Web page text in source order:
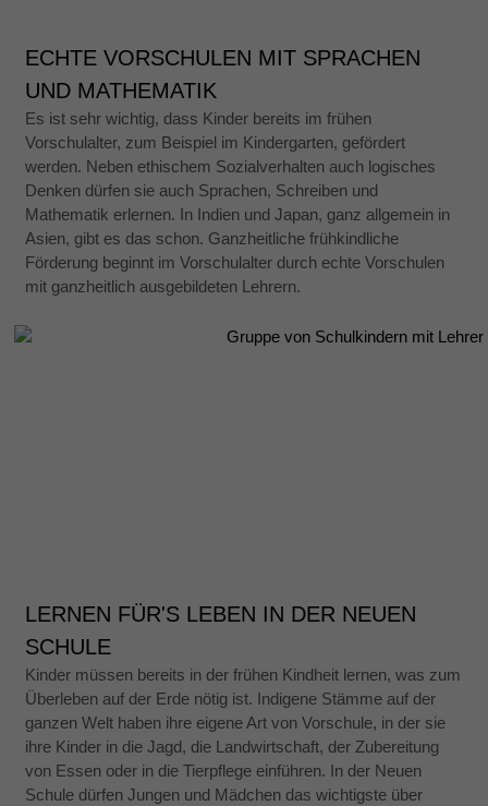
ECHTE VORSCHULEN MIT SPRACHEN
UND MATHEMATIK
Es ist sehr wichtig, dass Kinder bereits im frühen
Vorschulalter, zum Beispiel im Kindergarten, gefördert
werden. Neben ethischem Sozialverhalten auch logisches
Denken dürfen sie auch Sprachen, Schreiben und
Mathematik erlernen. In Indien und Japan, ganz allgemein in
Asien, gibt es das schon. Ganzheitliche frühkindliche
Förderung beginnt im Vorschulalter durch echte Vorschulen
mit ganzheitlich ausgebildeten Lehrern.
LERNEN FÜR'S LEBEN IN DER NEUEN
SCHULE
Kinder müssen bereits in der frühen Kindheit lernen, was zum
Überleben auf der Erde nötig ist. Indigene Stämme auf der
ganzen Welt haben ihre eigene Art von Vorschule, in der sie
ihre Kinder in die Jagd, die Landwirtschaft, der Zubereitung
von Essen oder in die Tierpflege einführen. In der Neuen
Schule dürfen Jungen und Mädchen das wichtigste über